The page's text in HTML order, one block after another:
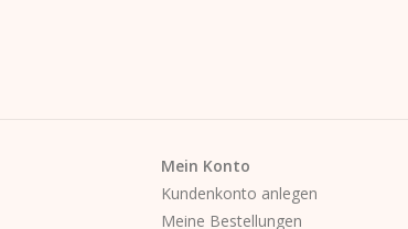
Mein Konto
Kundenkonto anlegen
Meine Bestellungen